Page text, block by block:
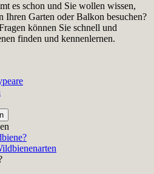
es schon und Sie wollen wissen,
Ihren Garten oder Balkon besuchen?
können Sie schnell und
finden und kennenlernen.